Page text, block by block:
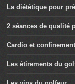
La diététique pour
2 séances de qualité
Cardio et
Les étirements du